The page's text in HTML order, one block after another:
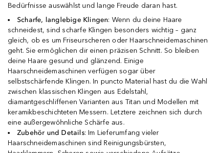
Bedürfnisse auswählst und lange Freude daran hast.
Scharfe, langlebige Klingen: Wenn du deine Haare
schneidest, sind scharfe Klingen besonders wichtig – ganz
gleich, ob es um Friseurscheren oder Haarschneidemaschinen
geht. Sie ermöglichen dir einen präzisen Schnitt. So bleiben
deine Haare gesund und glänzend. Einige
Haarschneidemaschinen verfügen sogar über
selbstschärfende Klingen. In puncto Material hast du die Wahl
zwischen klassischen Klingen aus Edelstahl,
diamantgeschliffenen Varianten aus Titan und Modellen mit
keramikbeschichteten Messern. Letztere zeichnen sich durch
eine außergewöhnliche Schärfe aus.
Zubehör und Details: Im Lieferumfang vieler
Haarschneidemaschinen sind Reinigungsbürsten,